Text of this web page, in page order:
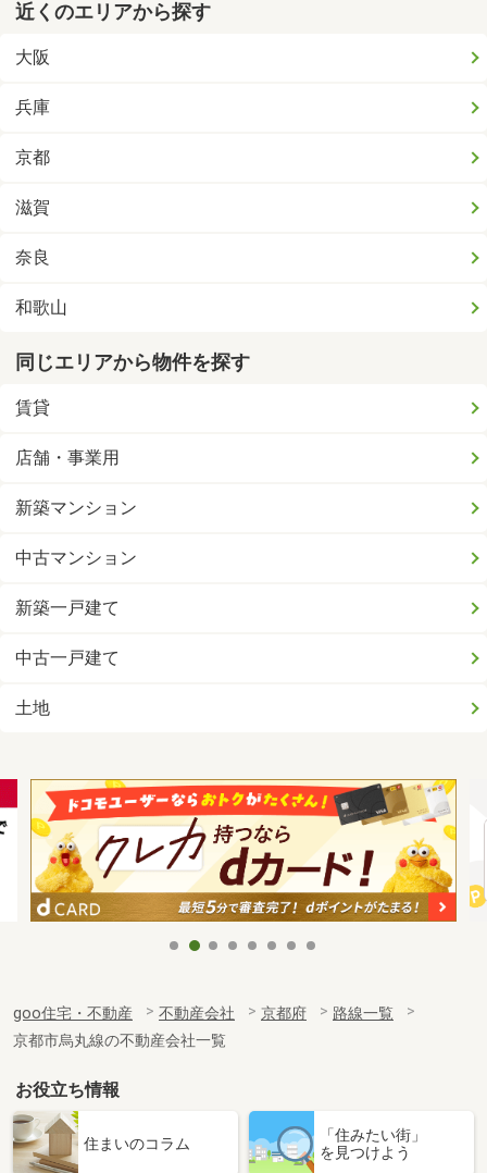
近くのエリアから探す
大阪
兵庫
京都
滋賀
奈良
和歌山
同じエリアから物件を探す
賃貸
店舗・事業用
新築マンション
中古マンション
新築一戸建て
中古一戸建て
土地
goo住宅・不動産 不動産会社 京都府
路線一覧
京都市烏丸線の不動産会社一覧
お役立ち情報
住まいのコラム
「住みたい街」
を見つけよう